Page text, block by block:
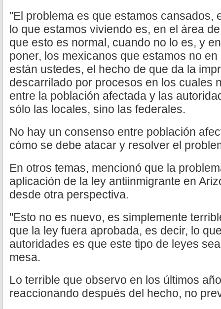
"El problema es que estamos cansados,
lo que estamos viviendo es, en el área
que esto es normal, cuando no lo es, y
poner, los mexicanos que estamos no
están ustedes, el hecho de que da la
descarrilado por procesos en los cuales
entre la población afectada y las
sólo las locales, sino las federales.
No hay un consenso entre población
cómo se debe atacar y resolver el
En otros temas, mencionó que la
aplicación de la ley antiinmigrante en
desde otra perspectiva.
"Esto no es nuevo, es simplemente
que la ley fuera aprobada, es decir, lo
autoridades es que este tipo de leyes
mesa.
Lo terrible que observo en los últimos
reaccionando después del hecho, no